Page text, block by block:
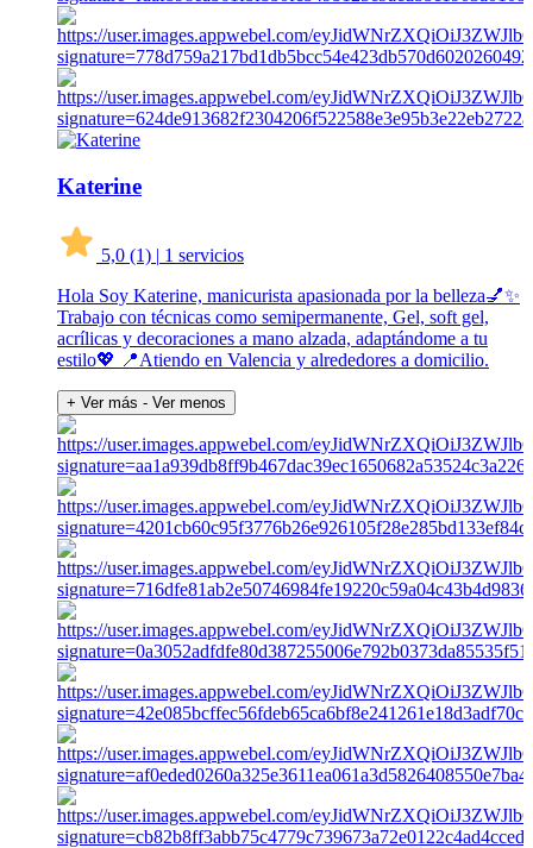
Katerine
5,0 (1) | 1 servicios
Hola Soy Katerine, manicurista apasionada por la belleza💅✨
Trabajo con técnicas como semipermanente, Gel, soft gel,
acrílicas y decoraciones a mano alzada, adaptándome a tu
estilo💖 📍Atiendo en Valencia y alrededores a domicilio.
+ Ver más - Ver menos